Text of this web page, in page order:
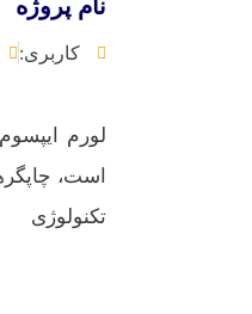
نام پروژه
کاربری:
لورم
است،
تکنولوژی